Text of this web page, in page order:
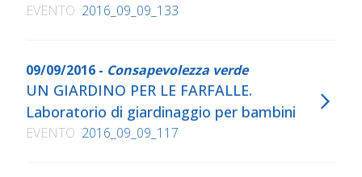
EVENTO 2016_09_09_133
09/09/2016 - Consapevolezza verde
UN GIARDINO PER LE FARFALLE.
Laboratorio di giardinaggio per bambini
EVENTO 2016_09_09_117